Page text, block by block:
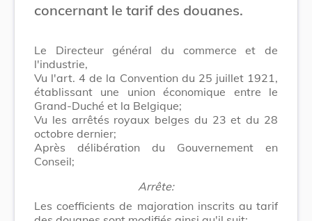
concernant le tarif des douanes.
Le Directeur général du commerce et de
l'industrie,
Vu l'art. 4 de la Convention du 25 juillet 1921,
établissant une union économique entre le
Grand-Duché et la Belgique;
Vu les arrêtés royaux belges du 23 et du 28
octobre dernier;
Après délibération du Gouvernement en
Conseil;
Arrête:
Les coefficients de majoration inscrits au tarif